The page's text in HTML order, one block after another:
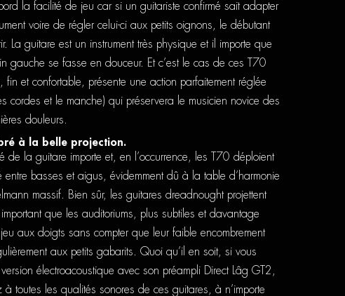
la facilité de jeu car si un guitariste confirmé sait adapter
voire de régler celui-ci aux petits oignons, le débutant
La guitare est un instrument très physique et il importe que
gauche se fasse en douceur. Et c’est le cas de ces T70
fin et confortable, présente une action parfaitement réglée
cordes et le manche) qui préservera le musicien novice des
douleurs.
à la belle projection.
de la guitare importe et, en l’occurrence, les T70 déploient
entre basses et aigus, évidemment dû à la table d’harmonie
massif. Bien sûr, les guitares dreadnought projettent
que les auditoriums, plus subtiles et davantage
aux doigts sans compter que leur faible encombrement
aux petits gabarits. Quoi qu’il en soit, si vous
électroacoustique avec son préampli Direct Lâg GT2,
à toutes les qualités sonores de ces guitares, à n’importe